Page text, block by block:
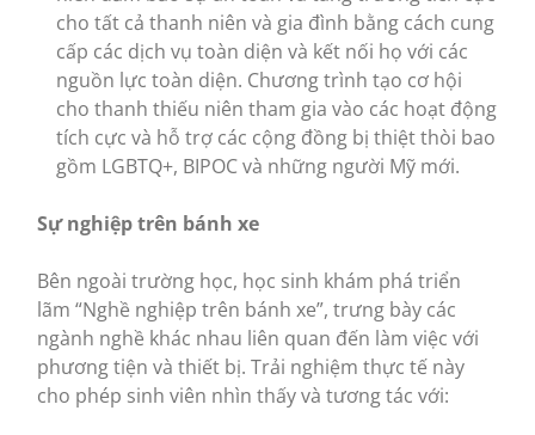
cho tất cả thanh niên và gia đình bằng cách cung
cấp các dịch vụ toàn diện và kết nối họ với các
nguồn lực toàn diện. Chương trình tạo cơ hội
cho thanh thiếu niên tham gia vào các hoạt động
tích cực và hỗ trợ các cộng đồng bị thiệt thòi bao
gồm LGBTQ+, BIPOC và những người Mỹ mới.
Sự nghiệp trên bánh xe
Bên ngoài trường học, học sinh khám phá triển
lãm “Nghề nghiệp trên bánh xe”, trưng bày các
ngành nghề khác nhau liên quan đến làm việc với
phương tiện và thiết bị. Trải nghiệm thực tế này
cho phép sinh viên nhìn thấy và tương tác với: